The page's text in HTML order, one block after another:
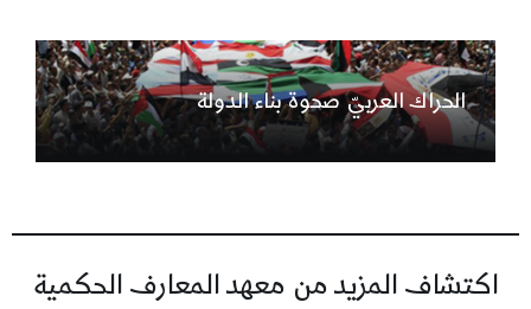
الحراك العربيّ صحوة بناء الدولة
اكتشاف المزيد من معهد المعارف الحكمية